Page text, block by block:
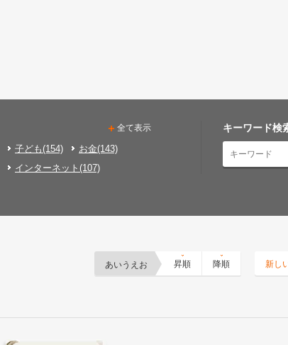
全て表示
子ども(154)
お金(143)
インターネット(107)
キーワード検
あいうえお 昇順 降順 新し